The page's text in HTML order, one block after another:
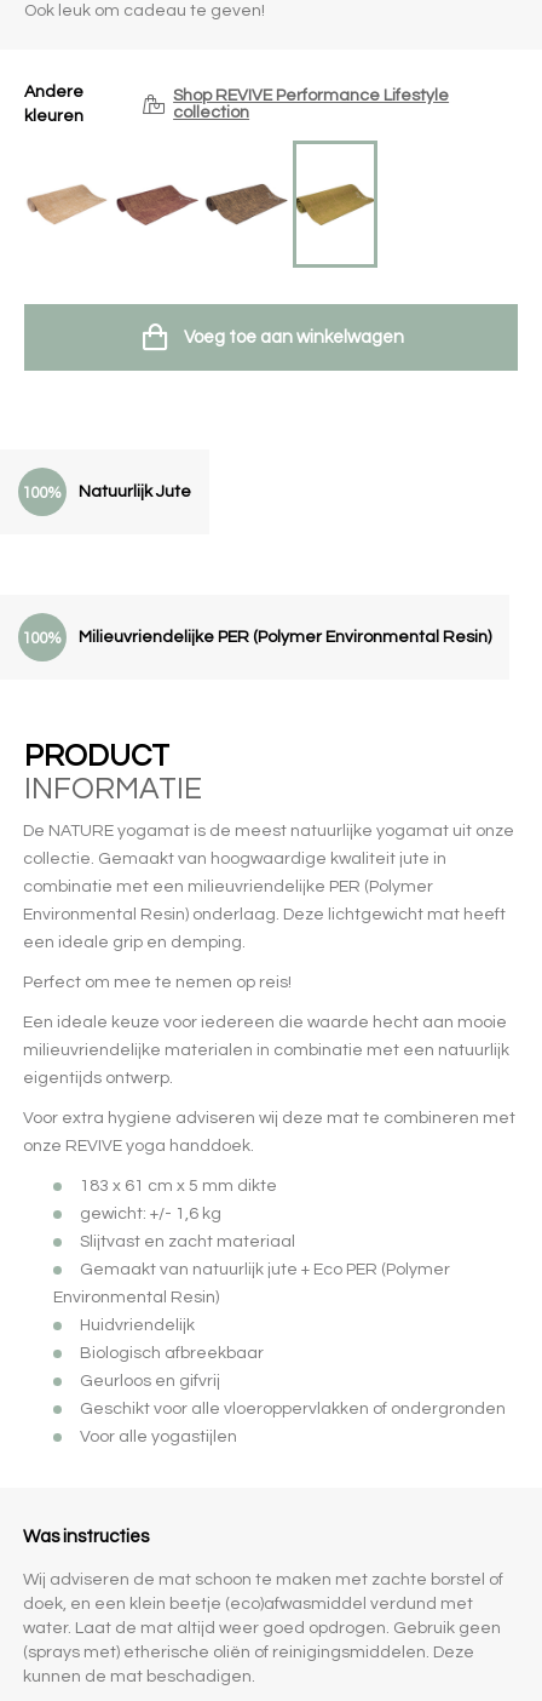
Ook leuk om cadeau te geven!
Andere
kleuren
Shop REVIVE Performance Lifestyle
collection
Voeg toe aan winkelwagen
100% Natuurlijk Jute
100% Milieuvriendelijke PER (Polymer Environmental Resin)
PRODUCT
INFORMATIE
De NATURE yogamat is de meest natuurlijke yogamat uit onze
collectie. Gemaakt van hoogwaardige kwaliteit jute in
combinatie met een milieuvriendelijke PER (Polymer
Environmental Resin) onderlaag. Deze lichtgewicht mat heeft
een ideale grip en demping.
Perfect om mee te nemen op reis!
Een ideale keuze voor iedereen die waarde hecht aan mooie
milieuvriendelijke materialen in combinatie met een natuurlijk
eigentijds ontwerp.
Voor extra hygiene adviseren wij deze mat te combineren met
onze REVIVE yoga handdoek.
183 x 61 cm x 5 mm dikte
gewicht: +/- 1,6 kg
Slijtvast en zacht materiaal
Gemaakt van natuurlijk jute + Eco PER (Polymer
Environmental Resin)
Huidvriendelijk
Biologisch afbreekbaar
Geurloos en gifvrij
Geschikt voor alle vloeroppervlakken of ondergronden
Voor alle yogastijlen
Was instructies
Wij adviseren de mat schoon te maken met zachte borstel of
doek, en een klein beetje (eco)afwasmiddel verdund met
water. Laat de mat altijd weer goed opdrogen. Gebruik geen
(sprays met) etherische oliën of reinigingsmiddelen. Deze
kunnen de mat beschadigen.